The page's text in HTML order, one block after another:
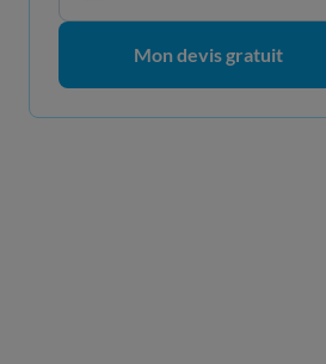
Mon devis gratuit